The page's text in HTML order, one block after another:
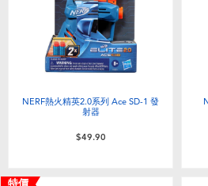
NERF熱火精英2.0系列 Ace SD-1 發
射器
$49.90
特價